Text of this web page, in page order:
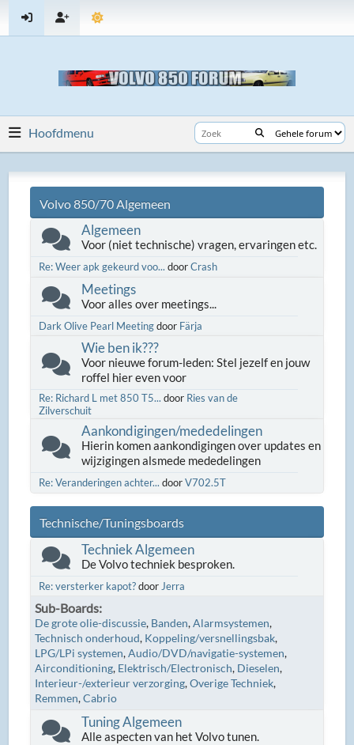
Hoofdmenu
Volvo 850/70 Algemeen
Algemeen
Voor (niet technische) vragen, ervaringen etc.
Re: Weer apk gekeurd voo... doorCrash
Meetings
Voor alles over meetings...
Dark Olive Pearl Meeting door Färja
Wie ben ik???
Voor nieuwe forum-leden: Stel jezelf en jouw
roffel hier even voor
Re: Richard L met 850 T5... door Ries van de
Zilverschuit
Aankondigingen/mededelingen
Hierin komen aankondigingen over updates en
wijzigingen alsmede mededelingen
Re: Veranderingen achter... doorV702.5T
Technische/Tuningsboards
Techniek Algemeen
De Volvo techniek besproken.
Re: versterker kapot? door Jerra
Sub-Boards
De grote olie-discussie Banden Alarmsystemen
Technisch onderhoud Koppeling/versnellingsbak
LPG/LPi systemen Audio/DVD/navigatie-systemen
Airconditioning Elektrisch/Electronisch Dieselen
Interieur-/exterieur verzorging Overige Techniek
Remmen Cabrio
Tuning Algemeen
Alle aspecten van het Volvo tunen.